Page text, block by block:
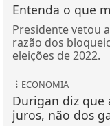
Entenda o que
Presidente vetou
razão dos
eleições de 2022.
ECONOMIA
Durigan diz que
juros, não dos